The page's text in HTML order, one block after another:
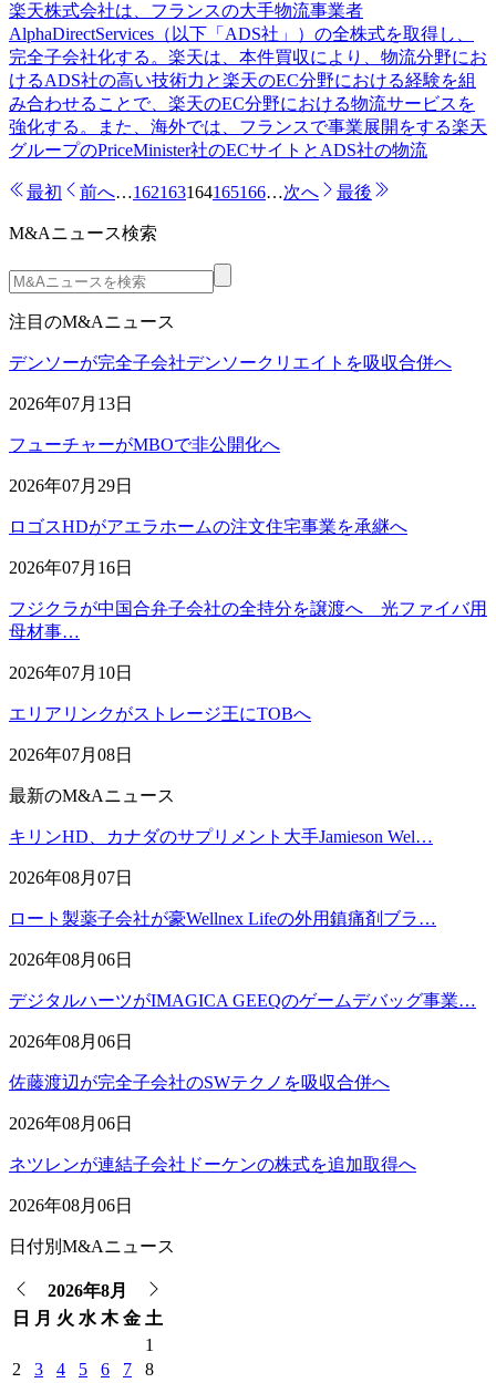
楽天株式会社は、フランスの大手物流事業者
AlphaDirectServices（以下「ADS社」）の全株式を取得し、
完全子会社化する。楽天は、本件買収により、物流分野にお
けるADS社の高い技術力と楽天のEC分野における経験を組
み合わせることで、楽天のEC分野における物流サービスを
強化する。また、海外では、フランスで事業展開をする楽天
グループのPriceMinister社のECサイトとADS社の物流
最初 前へ…162163164165166…次へ 最後
M&Aニュース検索
注目のM&Aニュース
デンソーが完全子会社デンソークリエイトを吸収合併へ
2026年07月13日
フューチャーがMBOで非公開化へ
2026年07月29日
ロゴスHDがアエラホームの注文住宅事業を承継へ
2026年07月16日
フジクラが中国合弁子会社の全持分を譲渡へ 光ファイバ用
母材事…
2026年07月10日
エリアリンクがストレージ王にTOBへ
2026年07月08日
最新のM&Aニュース
キリンHD、カナダのサプリメント大手Jamieson Wel…
2026年08月07日
ロート製薬子会社が豪Wellnex Lifeの外用鎮痛剤ブラ…
2026年08月06日
デジタルハーツがIMAGICA GEEQのゲームデバッグ事業…
2026年08月06日
佐藤渡辺が完全子会社のSWテクノを吸収合併へ
2026年08月06日
ネツレンが連結子会社ドーケンの株式を追加取得へ
2026年08月06日
日付別M&Aニュース
2026年8月
日
月 火 水 木 金 土
1
2
3 4 5 6 7
8